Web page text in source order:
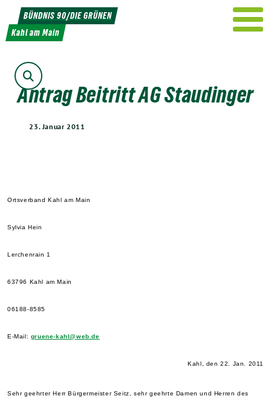
Weiter
zum
Inhalt
BÜNDNIS 90/DIE GRÜNEN
Kahl am Main
Suche
Antrag Beitritt AG Staudinger
23. Januar 2011
Ortsverband Kahl am Main
Sylvia Hein
Lerchenrain 1
63796 Kahl am Main
06188-8585
E-Mail: gruene-kahl@web.de
Kahl, den22. Jan. 2011
Sehr geehrter Herr Bürgermeister Seitz, sehr geehrte Damen und Herren des